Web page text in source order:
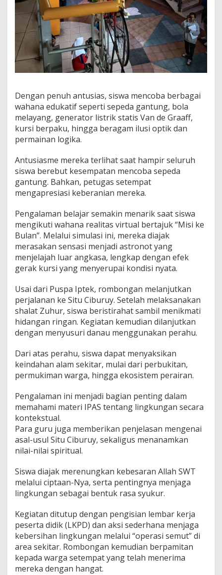
Dengan penuh antusias, siswa mencoba berbagai
wahana edukatif seperti sepeda gantung, bola
melayang, generator listrik statis Van de Graaff,
kursi berpaku, hingga beragam ilusi optik dan
permainan logika.
Antusiasme mereka terlihat saat hampir seluruh
siswa berebut kesempatan mencoba sepeda
gantung. Bahkan, petugas setempat
mengapresiasi keberanian mereka.
Pengalaman belajar semakin menarik saat siswa
mengikuti wahana realitas virtual bertajuk “Misi ke
Bulan”. Melalui simulasi ini, mereka diajak
merasakan sensasi menjadi astronot yang
menjelajah luar angkasa, lengkap dengan efek
gerak kursi yang menyerupai kondisi nyata.
Usai dari Puspa Iptek, rombongan melanjutkan
perjalanan ke Situ Ciburuy. Setelah melaksanakan
shalat Zuhur, siswa beristirahat sambil menikmati
hidangan ringan. Kegiatan kemudian dilanjutkan
dengan menyusuri danau menggunakan perahu.
Dari atas perahu, siswa dapat menyaksikan
keindahan alam sekitar, mulai dari perbukitan,
permukiman warga, hingga ekosistem perairan.
Pengalaman ini menjadi bagian penting dalam
memahami materi IPAS tentang lingkungan secara
kontekstual.
Para guru juga memberikan penjelasan mengenai
asal-usul Situ Ciburuy, sekaligus menanamkan
nilai-nilai spiritual.
Siswa diajak merenungkan kebesaran Allah SWT
melalui ciptaan-Nya, serta pentingnya menjaga
lingkungan sebagai bentuk rasa syukur.
Kegiatan ditutup dengan pengisian lembar kerja
peserta didik (LKPD) dan aksi sederhana menjaga
kebersihan lingkungan melalui “operasi semut” di
area sekitar. Rombongan kemudian berpamitan
kepada warga setempat yang telah menerima
mereka dengan hangat.